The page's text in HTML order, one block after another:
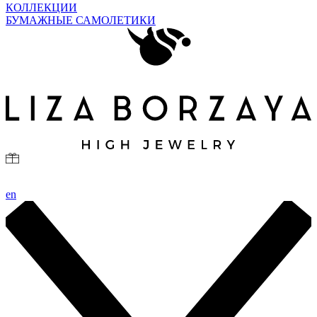
КОЛЛЕКЦИИ
БУМАЖНЫЕ САМОЛЕТИКИ
en